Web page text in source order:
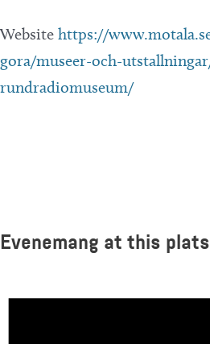
Website https://
gora/museer-och-
rundradiomuseum/
Evenemang at this plats